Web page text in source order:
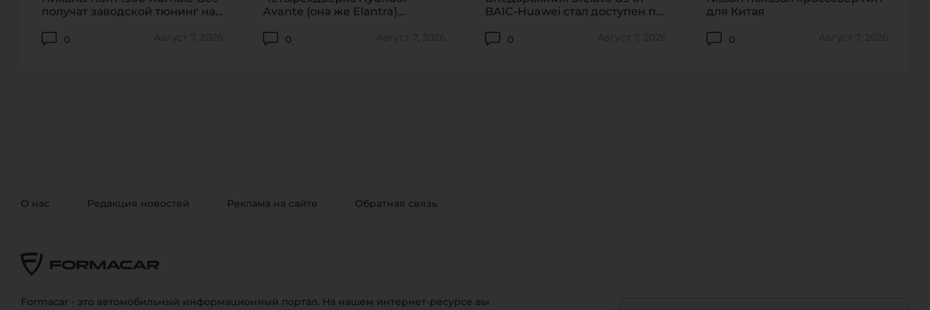
получат заводской тюнинг на
0 Август 7, 2026
Avante (она же Elantra)
0 Август 7, 2026
BAIC-Huawei стал доступен по
0 Август 7, 2026
для Китая
0 Август 7, 2026
О нас Редакция новостей Реклама на сайте Обратная связь
Formacar - это автомобильный информационный портал. На нашем интернет-ресурсе вы